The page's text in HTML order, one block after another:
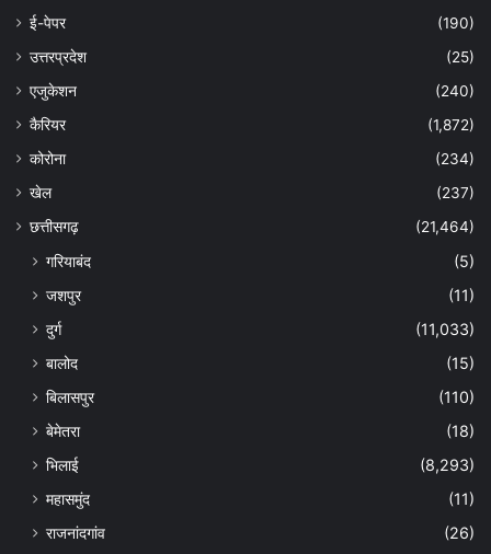
ई-पेपर
(190)
उत्तरप्रदेश
(25)
एजुकेशन
(240)
कैरियर
(1,872)
कोरोना
(234)
खेल
(237)
छत्तीसगढ़
(21,464)
गरियाबंद
(5)
जशपुर
(11)
दुर्ग
(11,033)
बालोद
(15)
बिलासपुर
(110)
बेमेतरा
(18)
भिलाई
(8,293)
महासमुंद
(11)
राजनांदगांव
(26)